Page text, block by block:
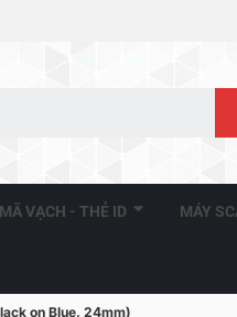
MÃ VẠCH - THẺ ID MÁY
on Blue, 24mm)